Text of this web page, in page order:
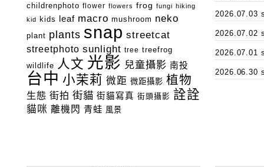
childrenphoto flower flowers frog fungi hiking
kid
kids leaf macro mushroom neko
plant plants snap streetcat
streetphoto sunlight tree treefrog
wildlife 人文 光影 兒童攝影 南投
台中 小茉莉 微距 微距攝影 植物
生態 街拍 街貓 街貓寫真 街頭攝影 詮詮
貓咪 離機閃 青蛙 風景
2026.07.03
2026.07.02
2026.07.01
2026.06.30